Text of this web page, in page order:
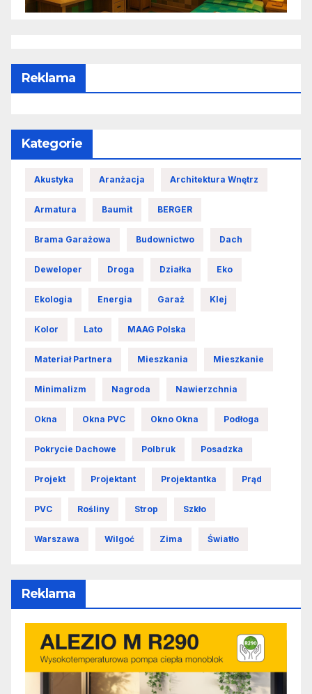
Reklama
Kategorie
Akustyka Aranżacja Architektura Wnętrz
Armatura Baumit BERGER
Brama Garażowa Budownictwo Dach
Deweloper Droga Działka Eko
Ekologia Energia Garaż Klej
Kolor Lato MAAG Polska
Materiał Partnera Mieszkania Mieszkanie
Minimalizm Nagroda Nawierzchnia
Okna Okna PVC Okno Okna Podłoga
Pokrycie Dachowe Polbruk Posadzka
Projekt Projektant Projektantka Prąd
PVC Rośliny Strop Szkło
Warszawa Wilgoć Zima Światło
Reklama